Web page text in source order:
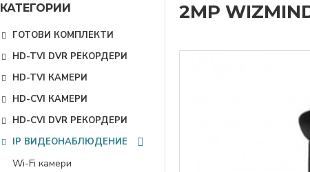
КАТЕГОРИИ
ГОТОВИ КОМПЛЕКТИ
HD-TVI DVR РЕКОРДЕРИ
HD-TVI КАМЕРИ
HD-CVI КАМЕРИ
HD-CVI DVR РЕКОРДЕРИ
IP ВИДЕОНАБЛЮДЕНИЕ
Wi-Fi камери
2MP